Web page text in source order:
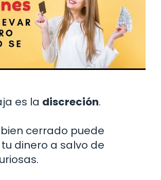
es la discreción.
cerrado puede
dinero a salvo de